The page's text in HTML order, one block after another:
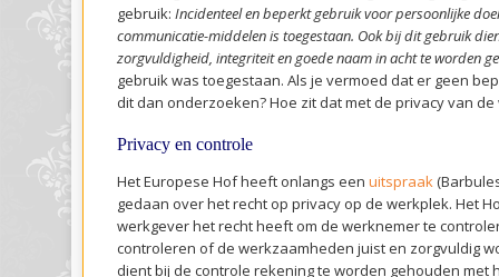
gebruik: Incidenteel en beperkt gebruik voor persoonlijke
communicatie-middelen is toegestaan. Ook bij dit gebruik
zorgvuldigheid, integriteit en goede naam in acht te worden
gebruik was toegestaan. Als je vermoed dat er geen
dit dan onderzoeken? Hoe zit dat met de privacy van
Privacy en controle
Het Europese Hof heeft onlangs een uitspraak
gedaan over het recht op privacy op de werkplek. Het
werkgever het recht heeft om de werknemer te
controleren of de werkzaamheden juist en zorgvuldig
dient bij de controle rekening te worden gehouden met